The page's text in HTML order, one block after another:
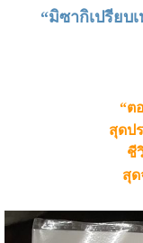
“มิซากิเปรียบ
“ต
สุดป
ชี
สุ